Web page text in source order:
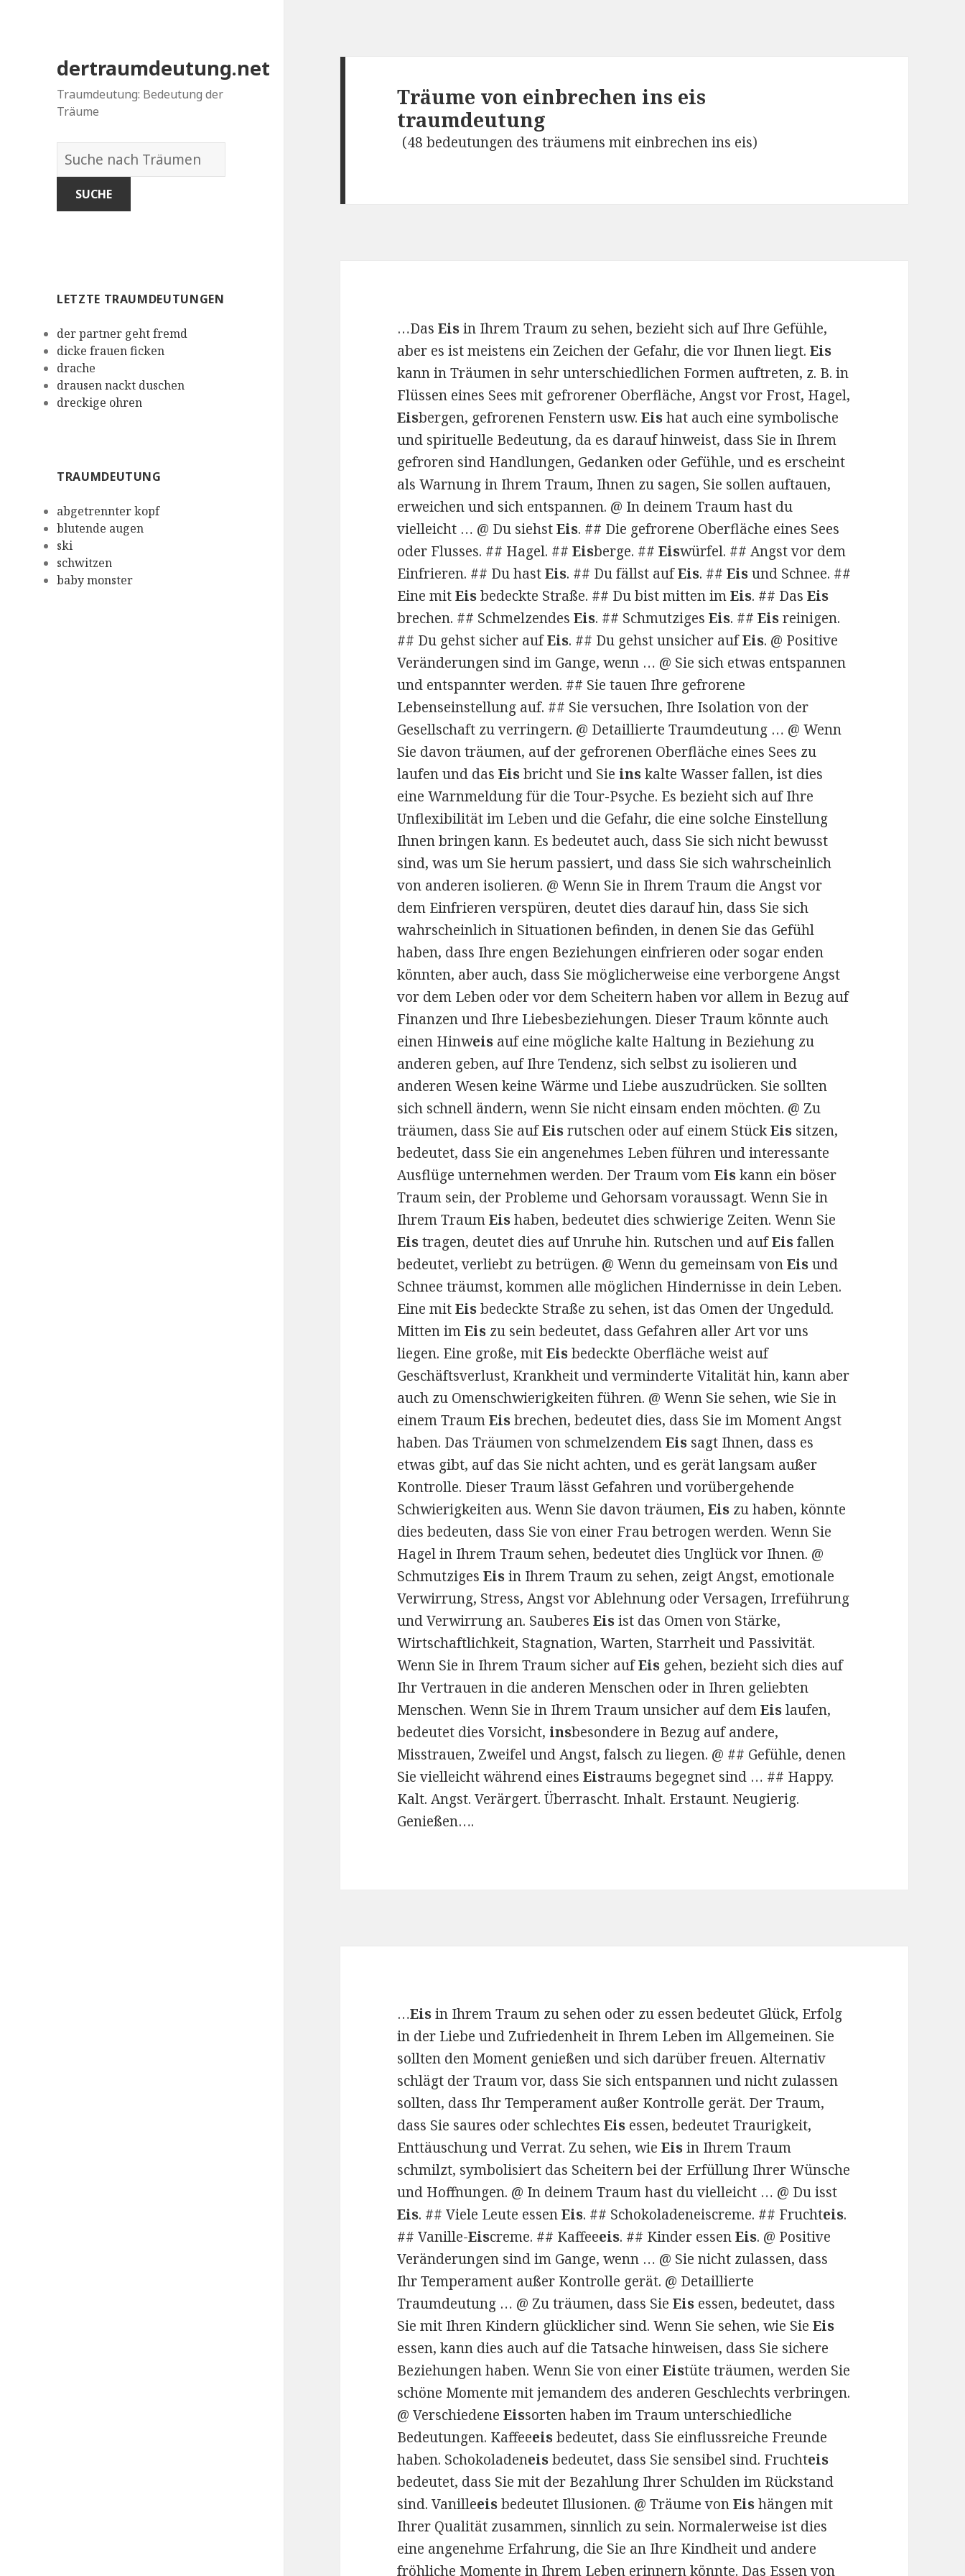
dertraumdeutung.net
Traumdeutung: Bedeutung der
Träume
Wörterbuch
der
Träume:
LETZTE TRAUMDEUTUNGEN
der partner geht fremd
dicke frauen ficken
drache
drausen nackt duschen
dreckige ohren
TRAUMDEUTUNG
abgetrennter kopf
blutende augen
ski
schwitzen
baby monster
Träume von einbrechen ins eis
traumdeutung
(48 bedeutungen des träumens mit einbrechen ins eis)
…DasEisin Ihrem Traum zu sehen, bezieht sich auf Ihre Gefühle,
aber es ist meistens ein Zeichen der Gefahr, die vor Ihnen liegt.Eis
kann in Träumen in sehr unterschiedlichen Formen auftreten, z. B. in
Flüssen eines Sees mit gefrorener Oberfläche, Angst vor Frost, Hagel,
Eisbergen, gefrorenen Fenstern usw.Eishat auch eine symbolische
und spirituelle Bedeutung, da es darauf hinweist, dass Sie in Ihrem
gefroren sind Handlungen, Gedanken oder Gefühle, und es erscheint
als Warnung in Ihrem Traum, Ihnen zu sagen, Sie sollen auftauen,
erweichen und sich entspannen. @ In deinem Traum hast du
vielleicht … @ Du siehstEis. ## Die gefrorene Oberfläche eines Sees
oder Flusses. ## Hagel. ##Eisberge. ##Eiswürfel. ## Angst vor dem
Einfrieren. ## Du hastEis. ## Du fällst aufEis. ##Eisund Schnee. ##
Eine mitEisbedeckte Straße. ## Du bist mitten imEis. ## DasEis
brechen. ## SchmelzendesEis. ## SchmutzigesEis. ##Eisreinigen.
## Du gehst sicher aufEis. ## Du gehst unsicher aufEis. @ Positive
Veränderungen sind im Gange, wenn … @ Sie sich etwas entspannen
und entspannter werden. ## Sie tauen Ihre gefrorene
Lebenseinstellung auf. ## Sie versuchen, Ihre Isolation von der
Gesellschaft zu verringern. @ Detaillierte Traumdeutung … @ Wenn
Sie davon träumen, auf der gefrorenen Oberfläche eines Sees zu
laufen und dasEisbricht und Sie inskalte Wasser fallen, ist dies
eine Warnmeldung für die Tour-Psyche. Es bezieht sich auf Ihre
Unflexibilität im Leben und die Gefahr, die eine solche Einstellung
Ihnen bringen kann. Es bedeutet auch, dass Sie sich nicht bewusst
sind, was um Sie herum passiert, und dass Sie sich wahrscheinlich
von anderen isolieren. @ Wenn Sie in Ihrem Traum die Angst vor
dem Einfrieren verspüren, deutet dies darauf hin, dass Sie sich
wahrscheinlich in Situationen befinden, in denen Sie das Gefühl
haben, dass Ihre engen Beziehungen einfrieren oder sogar enden
könnten, aber auch, dass Sie möglicherweise eine verborgene Angst
vor dem Leben oder vor dem Scheitern haben vor allem in Bezug auf
Finanzen und Ihre Liebesbeziehungen. Dieser Traum könnte auch
einen Hinweis auf eine mögliche kalte Haltung in Beziehung zu
anderen geben, auf Ihre Tendenz, sich selbst zu isolieren und
anderen Wesen keine Wärme und Liebe auszudrücken. Sie sollten
sich schnell ändern, wenn Sie nicht einsam enden möchten. @ Zu
träumen, dass Sie aufEisrutschen oder auf einem StückEis sitzen,
bedeutet, dass Sie ein angenehmes Leben führen und interessante
Ausflüge unternehmen werden. Der Traum vomEiskann ein böser
Traum sein, der Probleme und Gehorsam voraussagt. Wenn Sie in
Ihrem TraumEishaben, bedeutet dies schwierige Zeiten. Wenn Sie
Eistragen, deutet dies auf Unruhe hin. Rutschen und aufEisfallen
bedeutet, verliebt zu betrügen. @ Wenn du gemeinsam vonEisund
Schnee träumst, kommen alle möglichen Hindernisse in dein Leben.
Eine mitEisbedeckte Straße zu sehen, ist das Omen der Ungeduld.
Mitten imEis zu sein bedeutet, dass Gefahren aller Art vor uns
liegen. Eine große, mitEisbedeckte Oberfläche weist auf
Geschäftsverlust, Krankheit und verminderte Vitalität hin, kann aber
auch zu Omenschwierigkeiten führen. @ Wenn Sie sehen, wie Sie in
einem TraumEisbrechen, bedeutet dies, dass Sie im Moment Angst
haben. Das Träumen von schmelzendemEis sagt Ihnen, dass es
etwas gibt, auf das Sie nicht achten, und es gerät langsam außer
Kontrolle. Dieser Traum lässt Gefahren und vorübergehende
Schwierigkeiten aus. Wenn Sie davon träumen,Eis zu haben, könnte
dies bedeuten, dass Sie von einer Frau betrogen werden. Wenn Sie
Hagel in Ihrem Traum sehen, bedeutet dies Unglück vor Ihnen. @
SchmutzigesEisin Ihrem Traum zu sehen, zeigt Angst, emotionale
Verwirrung, Stress, Angst vor Ablehnung oder Versagen, Irreführung
und Verwirrung an. SauberesEisist das Omen von Stärke,
Wirtschaftlichkeit, Stagnation, Warten, Starrheit und Passivität.
Wenn Sie in Ihrem Traum sicher aufEis gehen, bezieht sich dies auf
Ihr Vertrauen in die anderen Menschen oder in Ihren geliebten
Menschen. Wenn Sie in Ihrem Traum unsicher auf demEislaufen,
bedeutet dies Vorsicht, insbesondere in Bezug auf andere,
Misstrauen, Zweifel und Angst, falsch zu liegen. @ ## Gefühle, denen
Sie vielleicht während einesEistraums begegnet sind … ## Happy.
Kalt. Angst. Verärgert. Überrascht. Inhalt. Erstaunt. Neugierig.
Genießen….
…Eisin Ihrem Traum zu sehen oder zu essen bedeutet Glück, Erfolg
in der Liebe und Zufriedenheit in Ihrem Leben im Allgemeinen. Sie
sollten den Moment genießen und sich darüber freuen. Alternativ
schlägt der Traum vor, dass Sie sich entspannen und nicht zulassen
sollten, dass Ihr Temperament außer Kontrolle gerät. Der Traum,
dass Sie saures oder schlechtesEis essen, bedeutet Traurigkeit,
Enttäuschung und Verrat. Zu sehen, wieEisin Ihrem Traum
schmilzt, symbolisiert das Scheitern bei der Erfüllung Ihrer Wünsche
und Hoffnungen. @ In deinem Traum hast du vielleicht … @ Du isst
Eis. ## Viele Leute essenEis. ## Schokoladeneiscreme. ## Fruchteis.
## Vanille-Eiscreme. ## Kaffeeeis. ## Kinder essenEis. @ Positive
Veränderungen sind im Gange, wenn … @ Sie nicht zulassen, dass
Ihr Temperament außer Kontrolle gerät. @ Detaillierte
Traumdeutung … @ Zu träumen, dass SieEis essen, bedeutet, dass
Sie mit Ihren Kindern glücklicher sind. Wenn Sie sehen, wie SieEis
essen, kann dies auch auf die Tatsache hinweisen, dass Sie sichere
Beziehungen haben. Wenn Sie von einerEistüte träumen, werden Sie
schöne Momente mit jemandem des anderen Geschlechts verbringen.
@ VerschiedeneEissorten haben im Traum unterschiedliche
Bedeutungen. Kaffeeeisbedeutet, dass Sie einflussreiche Freunde
haben. Schokoladeneisbedeutet, dass Sie sensibel sind. Fruchteis
bedeutet, dass Sie mit der Bezahlung Ihrer Schulden im Rückstand
sind. Vanilleeisbedeutet Illusionen. @ Träume vonEishängen mit
Ihrer Qualität zusammen, sinnlich zu sein. Normalerweise ist dies
eine angenehme Erfahrung, die Sie an Ihre Kindheit und andere
fröhliche Momente in Ihrem Leben erinnern könnte. Das Essen von